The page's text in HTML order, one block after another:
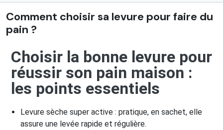
Comment choisir sa levure pour faire du
pain ?
Choisir la bonne levure pour
réussir son pain maison :
les points essentiels
Levure sèche super active : pratique, en sachet, elle
assure une levée rapide et régulière.